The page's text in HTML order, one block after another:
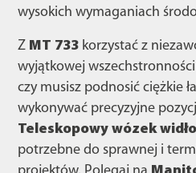
wysokich wymaganiach
Z MT 733 korzystać z
wyjątkowej
czy musisz podnosić ciężkie
wykonywać precyzyjne
Teleskopowy wózek
potrzebne do sprawnej i